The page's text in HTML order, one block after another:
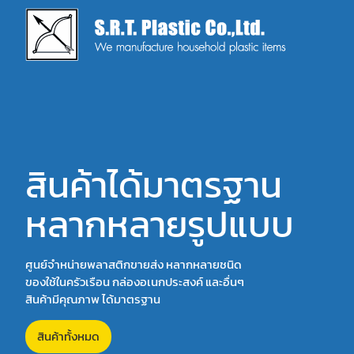
สินค้าได้มาตรฐาน
หลากหลายรูปแบบ
ศูนย์จำหน่ายพลาสติกขายส่ง หลากหลายชนิด
ของใช้ในครัวเรือน กล่องอเนกประสงค์ และอื่นๆ
สินค้ามีคุณภาพ ได้มาตรฐาน
สินค้าทั้งหมด